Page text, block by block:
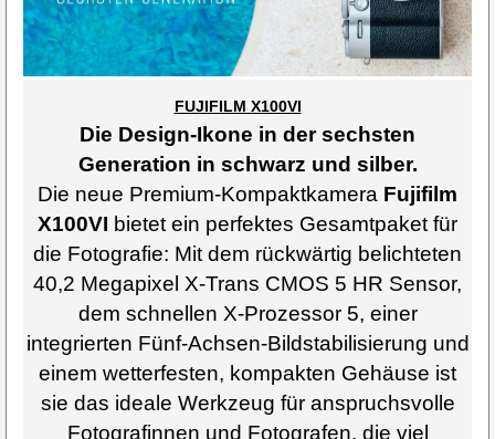
FUJIFILM X100VI
Die Design-Ikone in der sechsten
Generation in schwarz und silber.
Die neue Premium-Kompaktkamera Fujifilm
X100VI bietet ein perfektes Gesamtpaket für
die Fotografie: Mit dem rückwärtig belichteten
40,2 Megapixel X-Trans CMOS 5 HR Sensor,
dem schnellen X-Prozessor 5, einer
integrierten Fünf-Achsen-Bildstabilisierung und
einem wetterfesten, kompakten Gehäuse ist
sie das ideale Werkzeug für anspruchsvolle
Fotografinnen und Fotografen, die viel